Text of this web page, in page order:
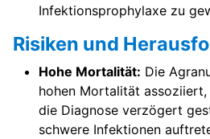
Infektionsprophylaxe zu
Risiken und
Hohe Mortalität: Die
hohen Mortalität
die Diagnose verzögert
schwere Infektionen